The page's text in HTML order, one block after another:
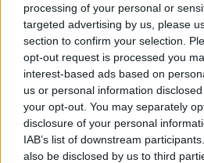
processing of your personal or
targeted advertising by us, please
section to confirm your selection.
opt-out request is processed you
interest-based ads based on
us or personal information
your opt-out. You may separately
disclosure of your personal
IAB’s list of downstream
also be disclosed by us to third